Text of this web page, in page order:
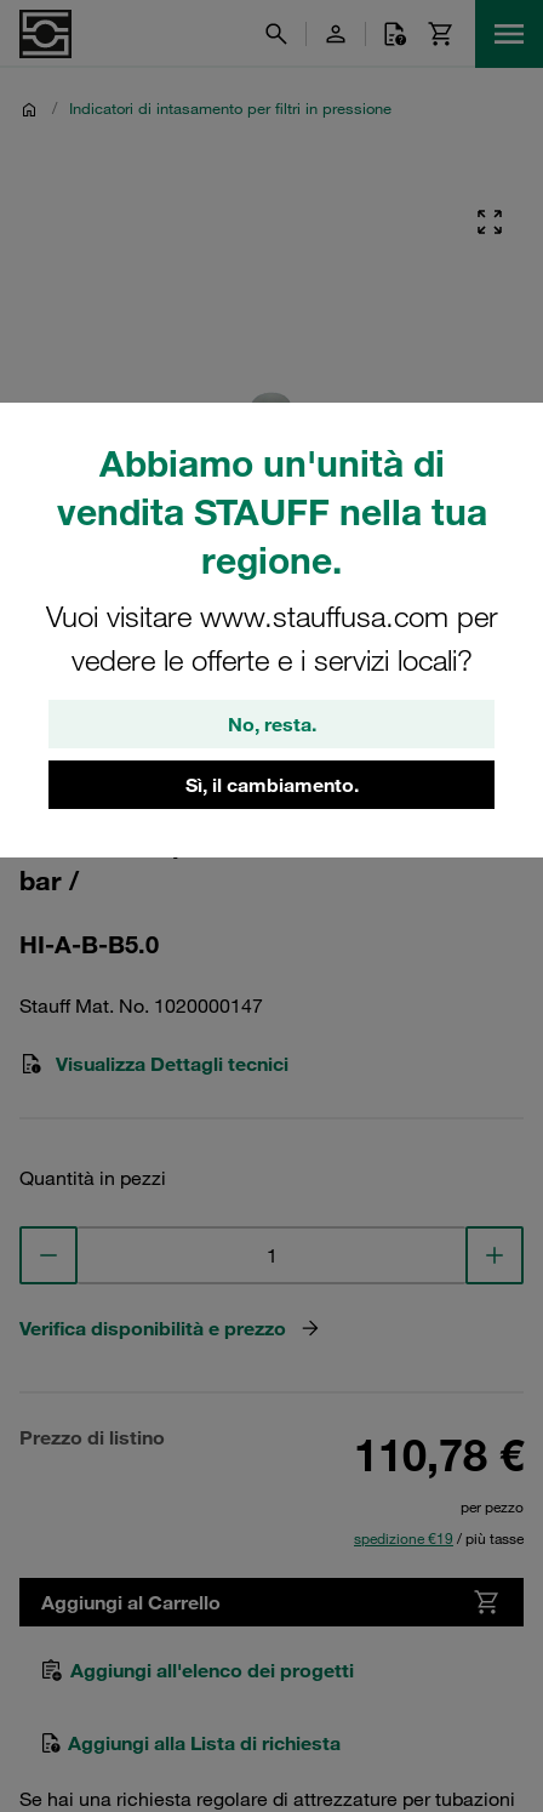
Abbiamo un'unità di
vendita STAUFF nella tua
regione.
Vuoi visitare www.stauffusa.com per
vedere le offerte e i servizi locali?
No, resta.
Sì, il cambiamento.
/ Indicatori di intasamento per filtri in pressione
Indicatore di intasamento: ottico reset
bar /
HI-A-B-B5.0
Stauff Mat. No. 1020000147
Visualizza Dettagli tecnici
Quantità in pezzi
Verifica disponibilità e prezzo
Prezzo di listino 110,78 €
per pezzo
spedizione €19 / più tasse
Aggiungi al Carrello
Aggiungi all'elenco dei progetti
Aggiungi alla Lista di richiesta
Se hai una richiesta regolare di attrezzature per tubazioni